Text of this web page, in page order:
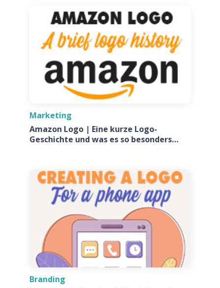
Marketing
Amazon Logo | Eine kurze Logo-
Geschichte und was es so besonders
Branding